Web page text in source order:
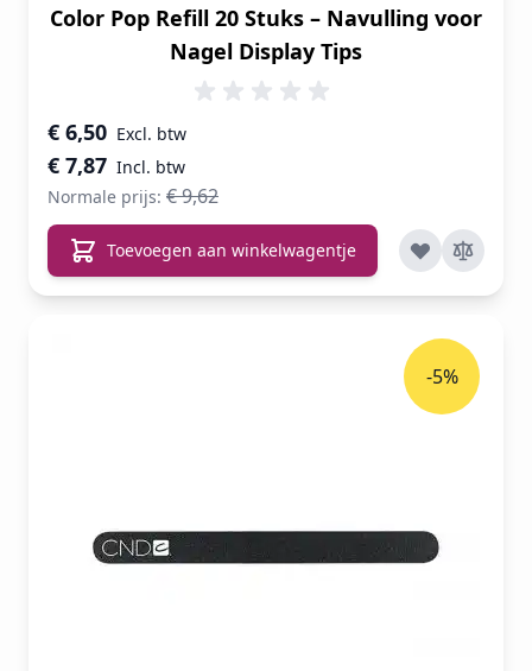
Color Pop Refill 20 Stuks – Navulling voor
Nagel Display Tips
Speciale prijs
€ 7,87
€ 6,50
Normale prijs: € 9,62
Toevoegen aan winkelwagentje
-5%